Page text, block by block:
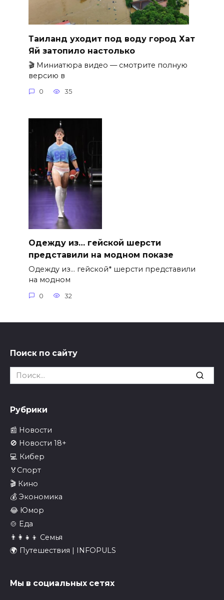
Таиланд уходит под воду город Хат
Яй затопило настолько
🎬 Миниатюра видео — смотрите полную
версию в
0 35
Одежду из… гейской шерсти
представили на модном показе
Одежду из… гейской* шерсти представили
на модном
0 32
Поиск по сайту
Search
for:
Рубрики
📰 Новости
🚫 Новости 18+
💻 Кибер
🏅Спорт
🎬 Кино
💰 Экономика
😂 Юмор
🍲 Еда
👨‍👩‍👧‍👦 Семья
🌍 Путешествия | INFOPULS
Мы в социальных сетях